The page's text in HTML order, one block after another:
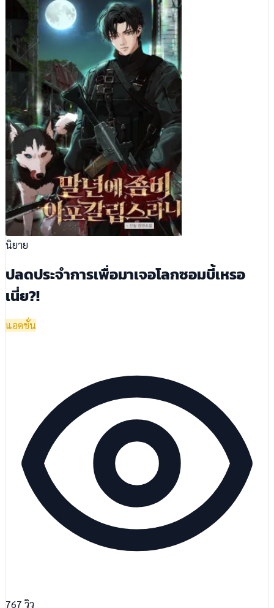
นิยาย
ปลดประจำการเพื่อมาเจอโลกซอมบี้เหรอ
เนี่ย?!
แอคชั่น
767 วิว